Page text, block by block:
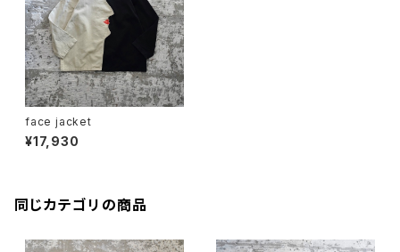
face jacket
¥17,930
同じカテゴリの商品